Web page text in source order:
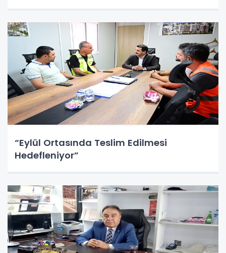
“Eylül Ortasında Teslim Edilmesi
Hedefleniyor”